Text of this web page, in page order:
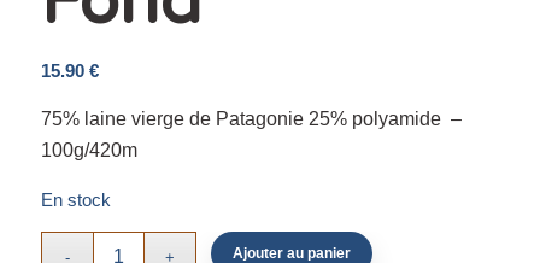
15.90 €
75% laine vierge de Patagonie 25% polyamide –
100g/420m
En stock
Ajouter au panier